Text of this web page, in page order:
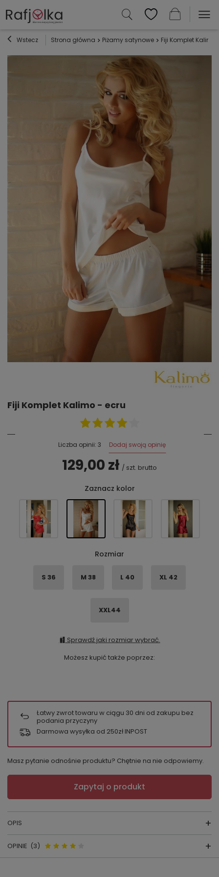
Wstecz Strona główna Piżamy satynowe Fiji Komplet
Fiji Komplet Kalimo - ecru
Liczba opinii: 3 Dodaj swoją opinię
129,00 zł / szt. brutto
Zaznacz kolor
Rozmiar
S 36 M 38 L 40 XL 42
XXL44
Sprawdź jaki rozmiar wybrać.
Możesz kupić także poprzez:
Łatwy zwrot towaru w ciągu 30 dni od zakupu bez
podania przyczyny
Darmowa wysyłka od 250zł INPOST
Masz pytanie odnośnie produktu? Chętnie na nie odpowiemy.
Zapytaj o produkt
OPIS
KOMPLET FIJI
OPINIE (3)